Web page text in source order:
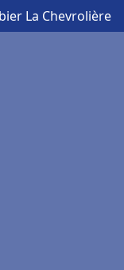
La Chevrolière